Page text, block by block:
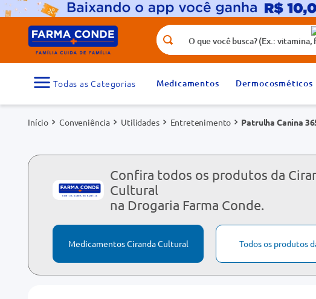
O que você busca? (Ex.: vitamina, fralda)
Medicamentos Dermocosméticos
Conveniência Utilidades Entretenimento Patrulha Canina
Confira todos os produtos da
Cultural
na Drogaria Farma Conde.
Medicamentos Ciranda Cultural Todos os produtos
Termos mais buscados
1
medicamento 2º
5º rosuvastatina 20mg 6º